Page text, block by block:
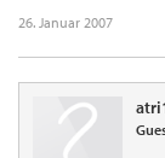
26. Januar 2007